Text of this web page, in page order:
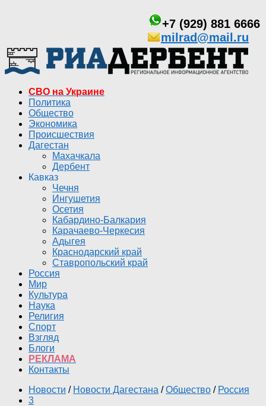
+7 (929) 881 6666
milrad@mail.ru
СВО на Украине
Политика
Общество
Экономика
Происшествия
Дагестан
Махачкала
Дербент
Кавказ
Чечня
Ингушетия
Осетия
Кабардино-Балкария
Карачаево-Черкесия
Адыгея
Краснодарский край
Ставропольский край
Россия
Мир
Культура
Наука
Религия
Спорт
Взгляд
Блоги
РЕКЛАМА
Контакты
Новости / Новости Дагестана / Общество / Россия
3